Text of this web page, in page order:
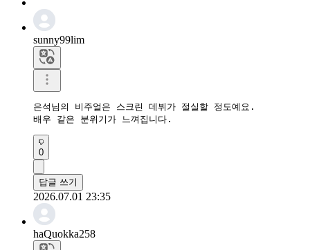
sunny99lim
은석님의 비주얼은 스크린 데뷔가 절실할 정도예요.
배우 같은 분위기가 느껴집니다.
0
답글 쓰기
2026.07.01 23:35
haQuokka258